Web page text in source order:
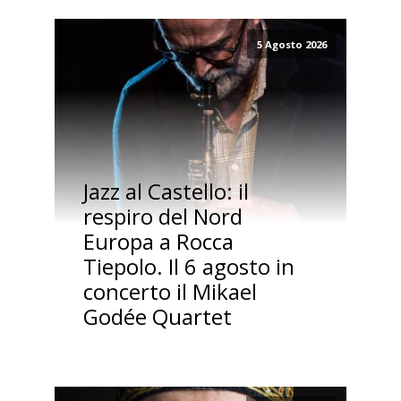
5 Agosto 2026
Jazz al Castello: il
respiro del Nord
Europa a Rocca
Tiepolo. Il 6 agosto in
concerto il Mikael
Godée Quartet